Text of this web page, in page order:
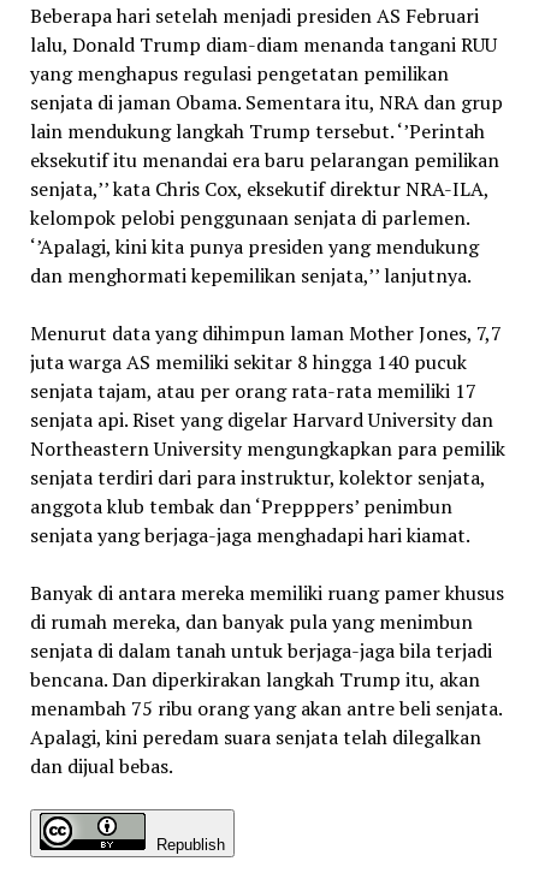
Beberapa hari setelah menjadi presiden AS Februari
lalu, Donald Trump diam-diam menanda tangani RUU
yang menghapus regulasi pengetatan pemilikan
senjata di jaman Obama. Sementara itu, NRA dan grup
lain mendukung langkah Trump tersebut. ‘’Perintah
eksekutif itu menandai era baru pelarangan pemilikan
senjata,’’ kata Chris Cox, eksekutif direktur NRA-ILA,
kelompok pelobi penggunaan senjata di parlemen.
‘’Apalagi, kini kita punya presiden yang mendukung
dan menghormati kepemilikan senjata,’’ lanjutnya.
Menurut data yang dihimpun laman Mother Jones, 7,7
juta warga AS memiliki sekitar 8 hingga 140 pucuk
senjata tajam, atau per orang rata-rata memiliki 17
senjata api. Riset yang digelar Harvard University dan
Northeastern University mengungkapkan para pemilik
senjata terdiri dari para instruktur, kolektor senjata,
anggota klub tembak dan ‘Prepppers’ penimbun
senjata yang berjaga-jaga menghadapi hari kiamat.
Banyak di antara mereka memiliki ruang pamer khusus
di rumah mereka, dan banyak pula yang menimbun
senjata di dalam tanah untuk berjaga-jaga bila terjadi
bencana. Dan diperkirakan langkah Trump itu, akan
menambah 75 ribu orang yang akan antre beli senjata.
Apalagi, kini peredam suara senjata telah dilegalkan
dan dijual bebas.
Republish